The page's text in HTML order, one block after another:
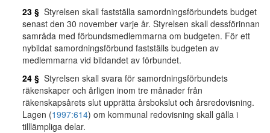
23 § Styrelsen skall fastställa samordningsförbundets budget
senast den 30 november varje år. Styrelsen skall dessförinnan
samråda med förbundsmedlemmarna om budgeten. För ett
nybildat samordningsförbund fastställs budgeten av
medlemmarna vid bildandet av förbundet.
24 § Styrelsen skall svara för samordningsförbundets
räkenskaper och årligen inom tre månader från
räkenskapsårets slut upprätta årsbokslut och årsredovisning.
Lagen (1997:614) om kommunal redovisning skall gälla i
tilllämpliga delar.